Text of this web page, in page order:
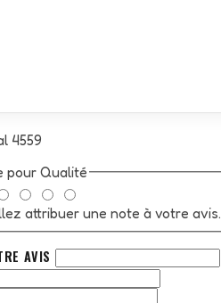
4559
pour Qualité
attribuer une note à votre avis.
AVIS